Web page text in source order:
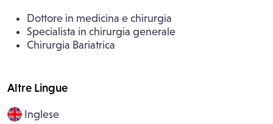
Dottore in medicina e chirurgia
Specialista in chirurgia generale
Chirurgia Bariatrica
Altre Lingue
Inglese